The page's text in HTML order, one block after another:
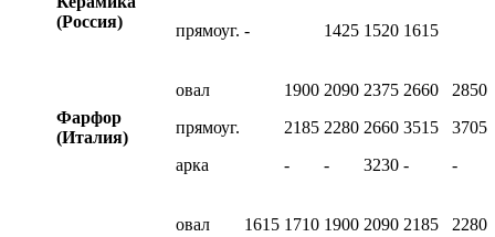
(Россия)
прямоуг. -
1425 1520 1615
Фарфор
(Италия)
овал
прямоуг.
арка
1900
2185
-
2090
2280
-
2375
2660
3230
2660
3515
-
2850
3705
-
овал
1615 1710 1900 2090 2185
2280